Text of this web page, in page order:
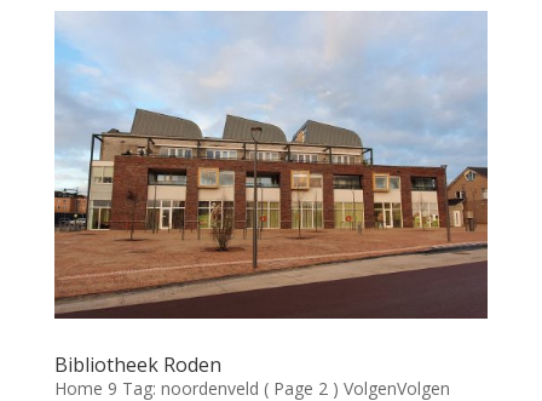
Bibliotheek Roden
Home 9 Tag: noordenveld ( Page 2 ) VolgenVolgen